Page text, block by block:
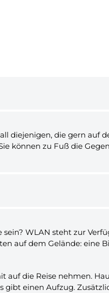
diejenigen, die gern auf
können zu Fuß die
WLAN steht zur
auf dem Gelände: eine
auf die Reise nehmen.
gibt einen Aufzug.